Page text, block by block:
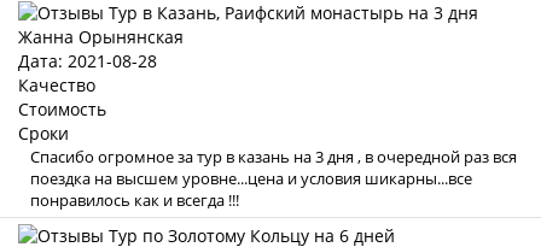
Жанна Орынянская
Дата: 2021-08-28
Качество
Стоимость
Сроки
Спасибо огромное за тур в казань на 3 дня , в очередной раз вся
поездка на высшем уровне...цена и условия шикарны...все
понравилось как и всегда !!!